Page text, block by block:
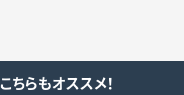
こちらもオススメ！